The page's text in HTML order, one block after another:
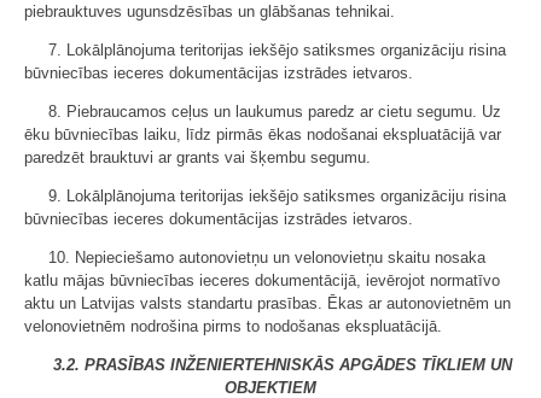
piebrauktuves ugunsdzēsības un glābšanas tehnikai.
7. Lokālplānojuma teritorijas iekšējo satiksmes organizāciju risina
būvniecības ieceres dokumentācijas izstrādes ietvaros.
8. Piebraucamos ceļus un laukumus paredz ar cietu segumu. Uz
ēku būvniecības laiku, līdz pirmās ēkas nodošanai ekspluatācijā var
paredzēt brauktuvi ar grants vai šķembu segumu.
9. Lokālplānojuma teritorijas iekšējo satiksmes organizāciju risina
būvniecības ieceres dokumentācijas izstrādes ietvaros.
10. Nepieciešamo autonovietņu un velonovietņu skaitu nosaka
katlu mājas būvniecības ieceres dokumentācijā, ievērojot normatīvo
aktu un Latvijas valsts standartu prasības. Ēkas ar autonovietnēm un
velonovietnēm nodrošina pirms to nodošanas ekspluatācijā.
3.2. PRASĪBAS INŽENIERTEHNISKĀS APGĀDES TĪKLIEM UN
OBJEKTIEM